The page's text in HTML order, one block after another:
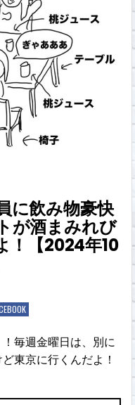
に飲み物豪快
が酒まみれび
！【2024年10
毎週金曜日は、別に
東京に行くんだよ！